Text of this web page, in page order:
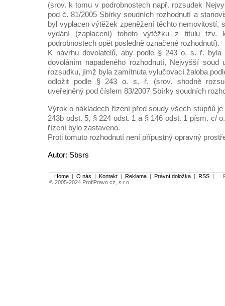
(srov. k tomu v podrobnostech např. rozsudek
pod č. 81/2005 Sbírky soudních rozhodnutí a
byl vyplacen výtěžek zpeněžení těchto nemovitostí,
vydání (zaplacení) tohoto výtěžku z titulu tzv.
podrobnostech opět posledně označené rozhodnutí).
K návrhu dovolatelů, aby podle § 243 o. s. ř. byla
dovoláním napadeného rozhodnutí, Nejvyšší soud
rozsudku, jímž byla zamítnuta vylučovací žaloba
odložit podle § 243 o. s. ř. (srov. shodně
uveřejněný pod číslem 83/2007 Sbírky soudních
Výrok o nákladech řízení před soudy všech stupňů
243b odst. 5, § 224 odst. 1 a § 146 odst. 1 písm. c/
řízení bylo zastaveno.
Proti tomuto rozhodnutí není přípustný opravný
Autor: Sbsrs
Home | O nás | Kontakt | Reklama | Právní doložka | RSS |
© 2005-2024 ProfiPravo.cz, s.r.o.